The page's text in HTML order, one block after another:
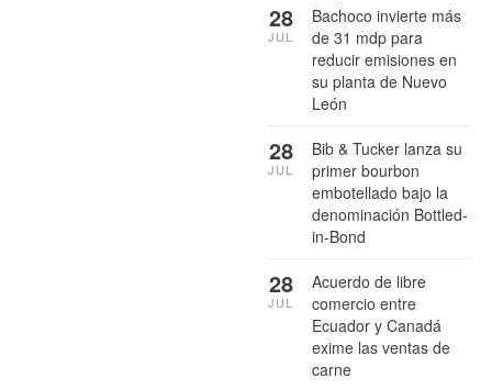
Bachoco invierte más
de 31 mdp para
reducir emisiones en
su planta de Nuevo
León
28
JUL
Bib & Tucker lanza su
primer bourbon
embotellado bajo la
denominación Bottled-
in-Bond
28
JUL
Acuerdo de libre
comercio entre
Ecuador y Canadá
exime las ventas de
carne
28
JUL